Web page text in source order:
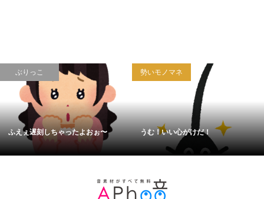
ぶりっこ
ふえぇ遅刻しちゃったよおぉ〜
勢いモノマネ
うむ！いい心がけだ！